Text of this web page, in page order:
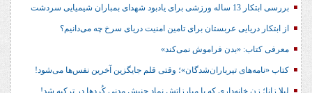
بررسی ابتکار 13 ساله ورزشی برای یادبود شهدای بمباران شیمیایی سردشت
از ابتکار دریایی عربستان برای تامین امنیت دریای سرخ چه می‌دانیم؟
معرفی کتاب: «بدن فراموش نمی‌کند»
کتاب «نامه‌های تیرباران‌شدگان»؛ وقتی قلم جایگزین آخرین نفس‌ها می‌شود!
لیلا زانا؛ زن خانه‌داری که با مبارزاتش نماد جنبش مدنی کُردها در ترکیه شد!